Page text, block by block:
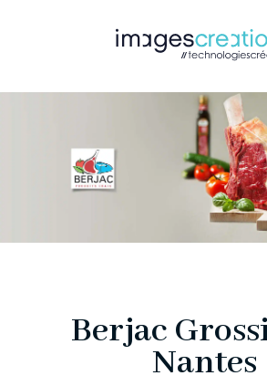
Berjac
Nantes